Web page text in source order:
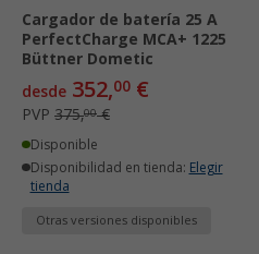
Cargador de batería 25 A
PerfectCharge MCA+ 1225
Büttner Dometic
desde 352,00 €
PVP 375,00€
Disponible
Disponibilidad en tienda: Elegir
tienda
Otras versiones disponibles